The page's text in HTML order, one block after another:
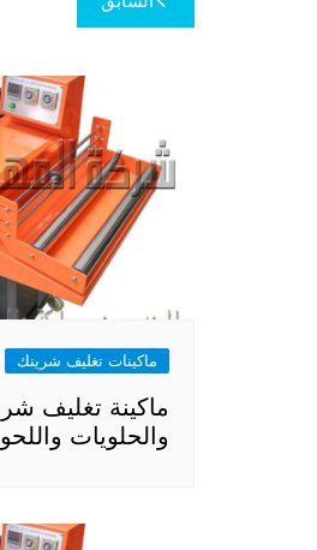
المقالات
ماكينات تغليف شرينك
ماكينة تغليف
والحلويات